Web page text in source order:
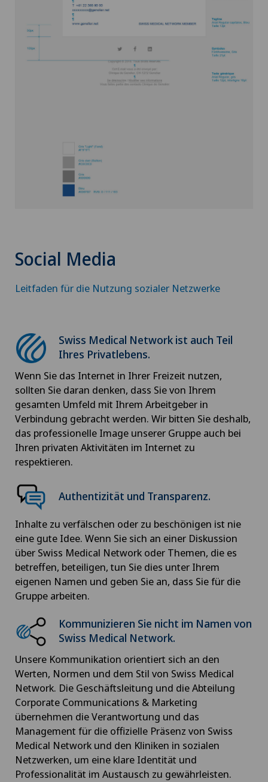
Social Media
Leitfaden für die Nutzung sozialer Netzwerke
Swiss Medical Network ist auch Teil
Ihres Privatlebens.
Wenn Sie das Internet in Ihrer Freizeit nutzen,
sollten Sie daran denken, dass Sie von Ihrem
gesamten Umfeld mit Ihrem Arbeitgeber in
Verbindung gebracht werden. Wir bitten Sie deshalb,
das professionelle Image unserer Gruppe auch bei
Ihren privaten Aktivitäten im Internet zu
respektieren.
Authentizität und Transparenz.
Inhalte zu verfälschen oder zu beschönigen ist nie
eine gute Idee. Wenn Sie sich an einer Diskussion
über Swiss Medical Network oder Themen, die es
betreffen, beteiligen, tun Sie dies unter Ihrem
eigenen Namen und geben Sie an, dass Sie für die
Gruppe arbeiten.
Kommunizieren Sie nicht im Namen von
Swiss Medical Network.
Unsere Kommunikation orientiert sich an den
Werten, Normen und dem Stil von Swiss Medical
Network. Die Geschäftsleitung und die Abteilung
Corporate Communications & Marketing
übernehmen die Verantwortung und das
Management für die offizielle Präsenz von Swiss
Medical Network und den Kliniken in sozialen
Netzwerken, um eine klare Identität und
Professionalität im Austausch zu gewährleisten.